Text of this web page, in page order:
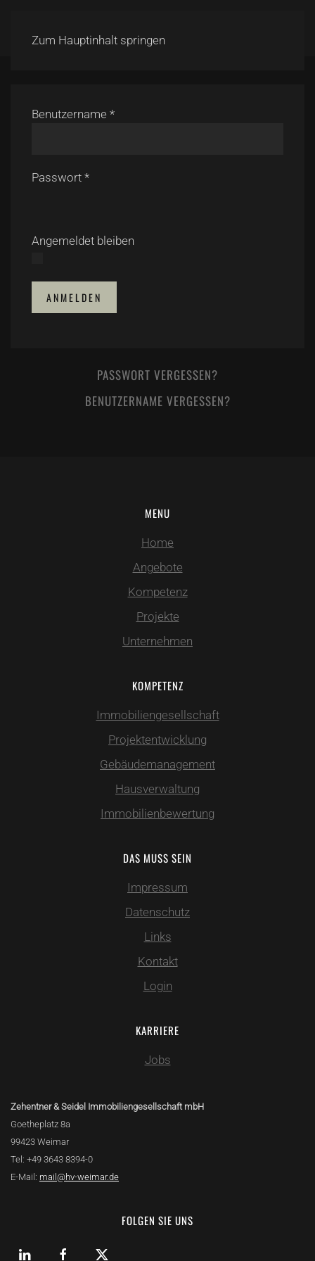
Zum Hauptinhalt springen
Benutzername *
Passwort *
Angemeldet bleiben
ANMELDEN
PASSWORT VERGESSEN?
BENUTZERNAME VERGESSEN?
MENU
Home
Angebote
Kompetenz
Projekte
Unternehmen
KOMPETENZ
Immobiliengesellschaft
Projektentwicklung
Gebäudemanagement
Hausverwaltung
Immobilienbewertung
DAS MUSS SEIN
Impressum
Datenschutz
Links
Kontakt
Login
KARRIERE
Jobs
Zehentner & Seidel Immobiliengesellschaft mbH
Goetheplatz 8a
99423 Weimar
Tel: +49 3643 8394-0
E-Mail: mail@hv-weimar.de
FOLGEN SIE UNS